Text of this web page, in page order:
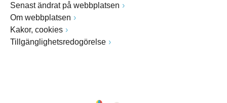
Senast ändrat på webbplatsen
Om webbplatsen
Kakor, cookies
Tillgänglighetsredogörelse